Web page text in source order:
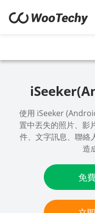
使用 iSeeker
置中丟失的照片、影
件、文字訊息、聯絡
造
免